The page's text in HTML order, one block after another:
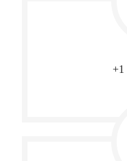
+1